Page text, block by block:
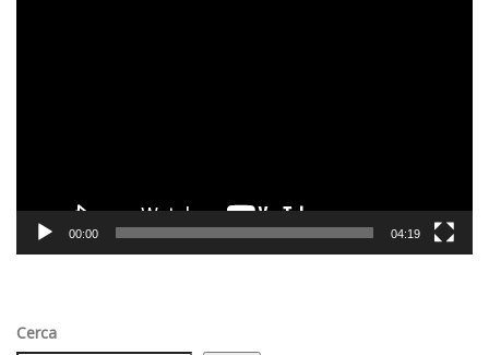
00:00 04:19
Cerca